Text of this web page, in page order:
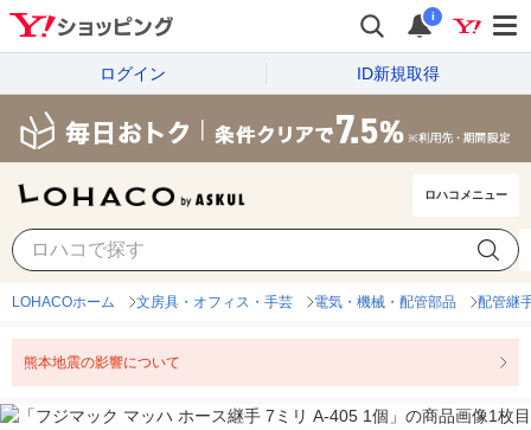
i
ログイン ID新規取得
ロハコメニュー
LOHACOホーム 文房具・オフィス・手芸 電気・機械・配管部品 配管継
熊本地震の影響について